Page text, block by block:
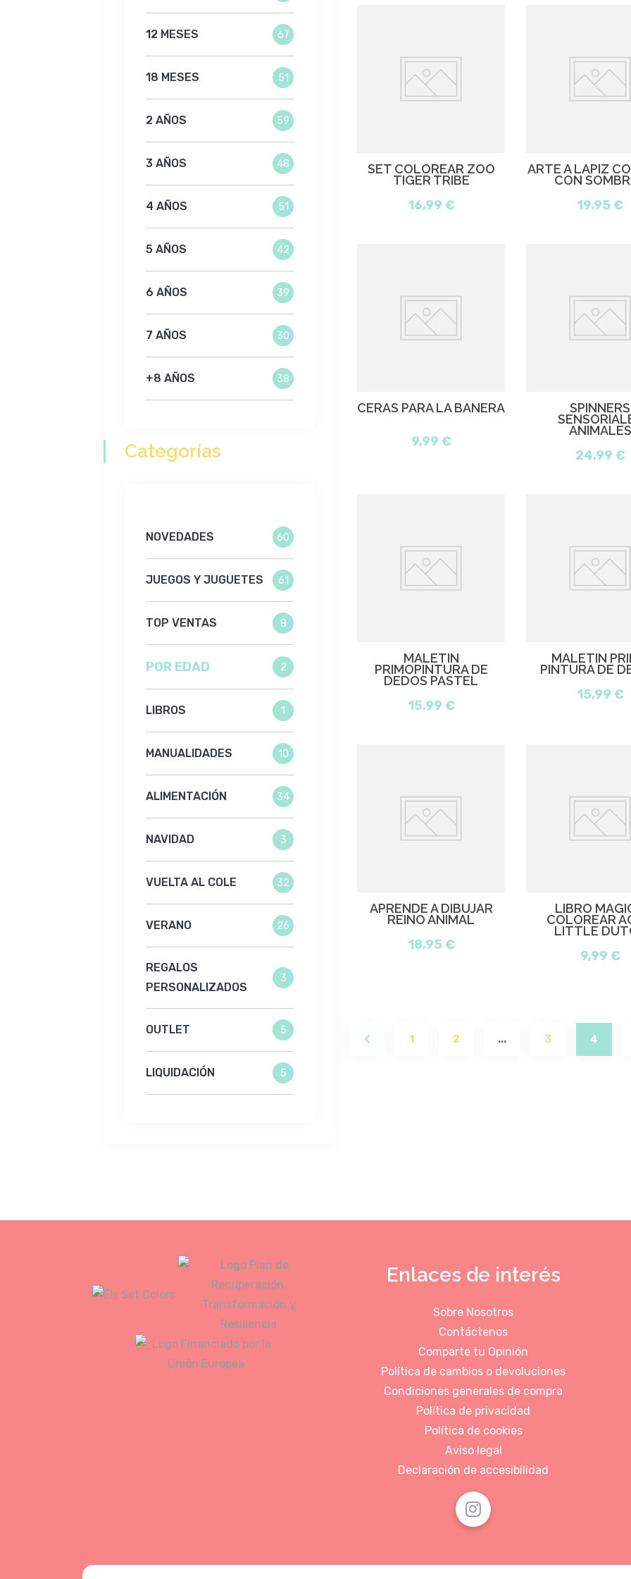
SET COLOREAR ZOO
TIGER TRIBE
16,99 €
ARTE A LAPIZ
CON
19,95 €
CERAS PARA LA BAÑERA
9,99 €
SPINNERS
ANIMALES
24,99 €
MALETIN
PRIMOPINTURA DE
DEDOS PASTEL
15,99 €
MALETIN
PINTURA DE
15,99 €
APRENDE A DIBUJAR
REINO ANIMAL
18,95 €
LIBRO
COLOREAR
LITTLE
9,99 €
1 2 ... 3 4
12 MESES 67
18 MESES 51
2 AÑOS 59
3 AÑOS 48
4 AÑOS 51
5 AÑOS 42
6 AÑOS 39
7 AÑOS 30
+8 AÑOS 38
Categorías
NOVEDADES 60
JUEGOS Y JUGUETES 61
TOP VENTAS 8
POR EDAD 2
LIBROS 1
MANUALIDADES 10
ALIMENTACIÓN 34
NAVIDAD 3
VUELTA AL COLE 32
VERANO 26
REGALOS
PERSONALIZADOS
3
OUTLET 5
LIQUIDACIÓN 5
Enlaces de interés
Sobre Nosotros
Contáctenos
Comparte tu Opinión
Política de cambios o devoluciones
Condiciones generales de compra
Política de privacidad
Política de cookies
Aviso legal
Declaración de accesibilidad